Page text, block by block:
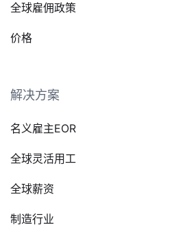
全球雇佣政策
价格
解决方案
名义雇主EOR
全球灵活用工
全球薪资
制造行业